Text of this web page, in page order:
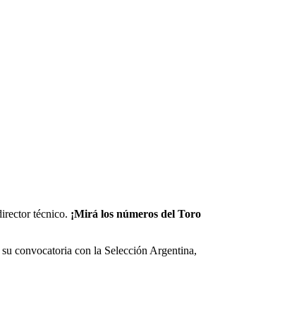
técnico. ¡Mirá los números del Toro
convocatoria con la Selección Argentina,